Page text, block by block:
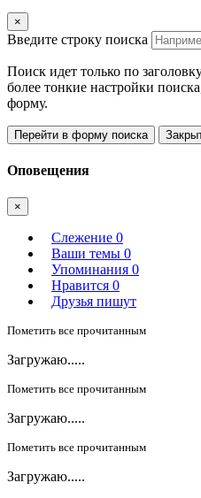
×
Введите строку поиска
Поиск идет только по
более тонкие настройки
форму.
Перейти в форму поиска
Оповещения
×
Слежение 0
Ваши темы 0
Упоминания 0
Нравится 0
Друзья пишут
Пометить все прочитанным
Загружаю.....
Пометить все прочитанным
Загружаю.....
Пометить все прочитанным
Загружаю.....